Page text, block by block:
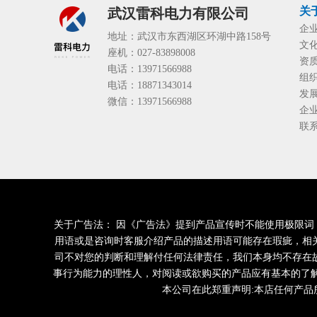
武汉雷科电力有限公司
地址：武汉市东西湖区环湖中路158号
座机：027-83898008
电话：13971566988
电话：18871343014
微信：13971566988
关
企
文
资
组
发
企
联
关于广告法： 因《广告法》提到产品宣传时不能使用极限
用语或是咨询时客服介绍产品的描述用语可能存在瑕疵，
司不对您的判断和理解付任何法律责任，我们本身均不存
事行为能力的理性人，对阅读或欲购买的产品应有基本的
本公司在此郑重声明:本店任何产